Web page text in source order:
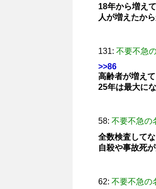
18年から増え
人が増えたか
131: 不要不急
>>86
高齢者が増え
25年は最大に
58: 不要不急の
全数検査して
自殺や事故死
62: 不要不急の